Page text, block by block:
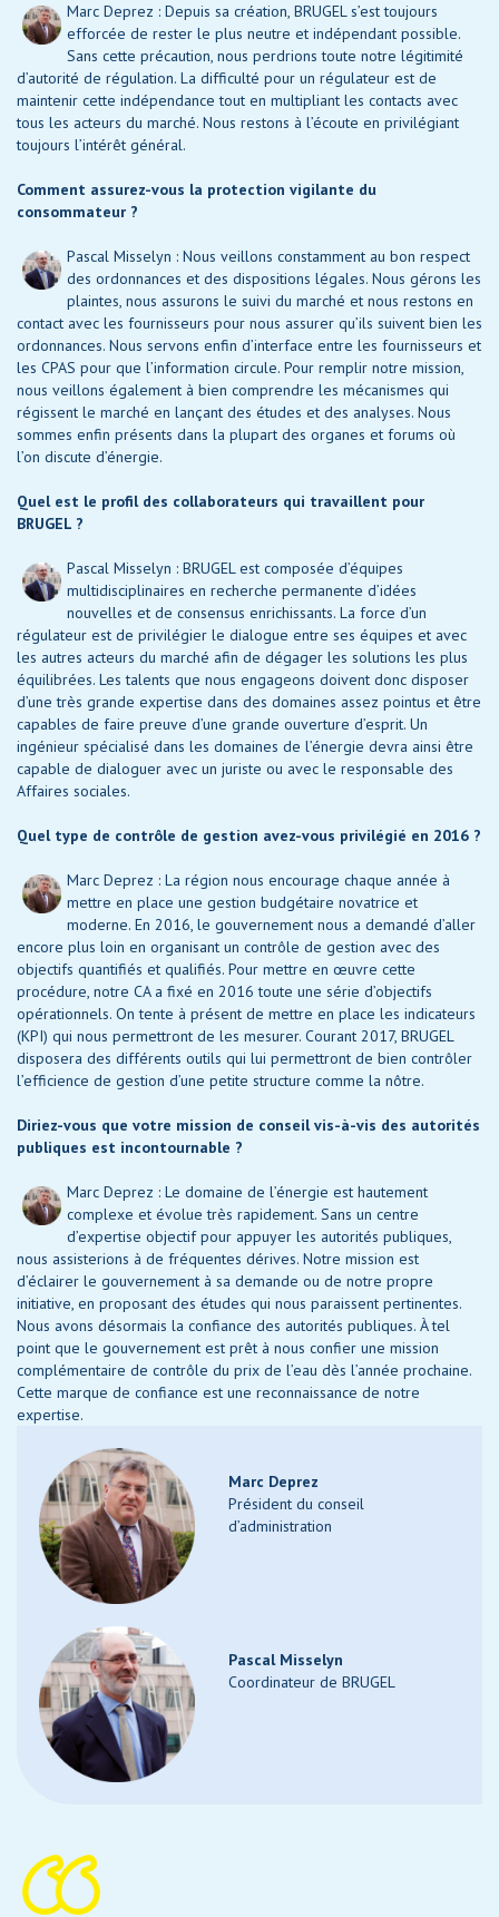
Marc Deprez : Depuis sa création, BRUGEL s’est toujours
efforcée de rester le plus neutre et indépendant possible.
Sans cette précaution, nous perdrions toute notre légitimité
d’autorité de régulation. La difficulté pour un régulateur est de
maintenir cette indépendance tout en multipliant les contacts avec
tous les acteurs du marché. Nous restons à l’écoute en privilégiant
toujours l’intérêt général.
Comment assurez-vous la protection vigilante du
consommateur ?
Pascal Misselyn : Nous veillons constamment au bon respect
des ordonnances et des dispositions légales. Nous gérons les
plaintes, nous assurons le suivi du marché et nous restons en
contact avec les fournisseurs pour nous assurer qu’ils suivent bien les
ordonnances. Nous servons enfin d’interface entre les fournisseurs et
les CPAS pour que l’information circule. Pour remplir notre mission,
nous veillons également à bien comprendre les mécanismes qui
régissent le marché en lançant des études et des analyses. Nous
sommes enfin présents dans la plupart des organes et forums où
l’on discute d’énergie.
Quel est le profil des collaborateurs qui travaillent pour
BRUGEL ?
Pascal Misselyn : BRUGEL est composée d’équipes
multidisciplinaires en recherche permanente d’idées
nouvelles et de consensus enrichissants. La force d’un
régulateur est de privilégier le dialogue entre ses équipes et avec
les autres acteurs du marché afin de dégager les solutions les plus
équilibrées. Les talents que nous engageons doivent donc disposer
d’une très grande expertise dans des domaines assez pointus et être
capables de faire preuve d’une grande ouverture d’esprit. Un
ingénieur spécialisé dans les domaines de l’énergie devra ainsi être
capable de dialoguer avec un juriste ou avec le responsable des
Affaires sociales.
Quel type de contrôle de gestion avez-vous privilégié en 2016 ?
Marc Deprez : La région nous encourage chaque année à
mettre en place une gestion budgétaire novatrice et
moderne. En 2016, le gouvernement nous a demandé d’aller
encore plus loin en organisant un contrôle de gestion avec des
objectifs quantifiés et qualifiés. Pour mettre en œuvre cette
procédure, notre CA a fixé en 2016 toute une série d’objectifs
opérationnels. On tente à présent de mettre en place les indicateurs
(KPI) qui nous permettront de les mesurer. Courant 2017, BRUGEL
disposera des différents outils qui lui permettront de bien contrôler
l’efficience de gestion d’une petite structure comme la nôtre.
Diriez-vous que votre mission de conseil vis-à-vis des autorités
publiques est incontournable ?
Marc Deprez : Le domaine de l’énergie est hautement
complexe et évolue très rapidement. Sans un centre
d’expertise objectif pour appuyer les autorités publiques,
nous assisterions à de fréquentes dérives. Notre mission est
d’éclairer le gouvernement à sa demande ou de notre propre
initiative, en proposant des études qui nous paraissent pertinentes.
Nous avons désormais la confiance des autorités publiques. À tel
point que le gouvernement est prêt à nous confier une mission
complémentaire de contrôle du prix de l’eau dès l’année prochaine.
Cette marque de confiance est une reconnaissance de notre
expertise.
Marc Deprez
Président du conseil
d’administration
Pascal Misselyn
Coordinateur de BRUGEL